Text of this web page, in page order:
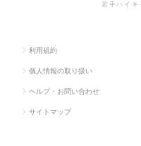
若手ハイキ
利用規約
個人情報の取り扱い
ヘルプ・お問い合わせ
サイトマップ